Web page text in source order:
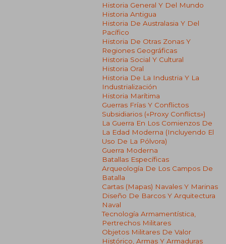
Historia General Y Del Mundo
Historia Antigua
Historia De Australasia Y Del
Pacífico
Historia De Otras Zonas Y
Regiones Geográficas
Historia Social Y Cultural
Historia Oral
Historia De La Industria Y La
Industrialización
Historia Marítima
Guerras Frías Y Conflictos
Subsidiarios («proxy Conflicts»)
La Guerra En Los Comienzos De
La Edad Moderna (incluyendo El
Uso De La Pólvora)
Guerra Moderna
Batallas Específicas
Arqueología De Los Campos De
Batalla
Cartas (mapas) Navales Y Marinas
Diseño De Barcos Y Arquitectura
Naval
Tecnología Armamentística,
Pertrechos Militares
Objetos Militares De Valor
Histórico, Armas Y Armaduras